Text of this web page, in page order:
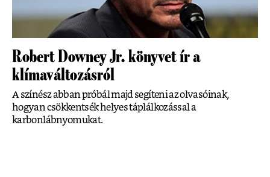
Robert Downey Jr. könyvet ír a
klímaváltozásról
A színész abban próbál majd segíteni az olvasóinak,
hogyan csökkentsék helyes táplálkozással a
karbonlábnyomukat.